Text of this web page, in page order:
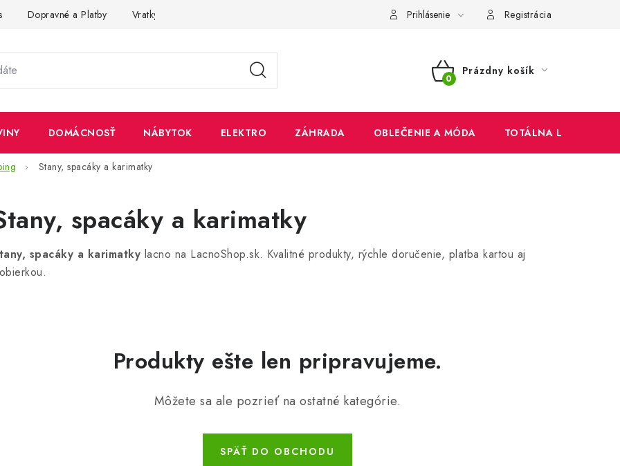
Dopravné a Platby Vratky a Reklamácie Ochrana osobných údajov Reklamačný poriadok
Prihlásenie Registrácia
NÁKUPNÝ
Prázdny košík
DOMÁCNOSŤ NÁBYTOK ELEKTRO ZÁHRADA OBLEČENIE A MÓDA TOTÁLNA LIKVIDÁCIA
Stany, spacáky a karimatky
spacáky a karimatky
spacáky a karimatky lacno na LacnoShop.sk. Kvalitné produkty, rýchle doručenie, platba kartou aj
Produkty ešte len pripravujeme.
Môžete sa ale pozrieť na ostatné kategórie.
SPÄŤ DO OBCHODU